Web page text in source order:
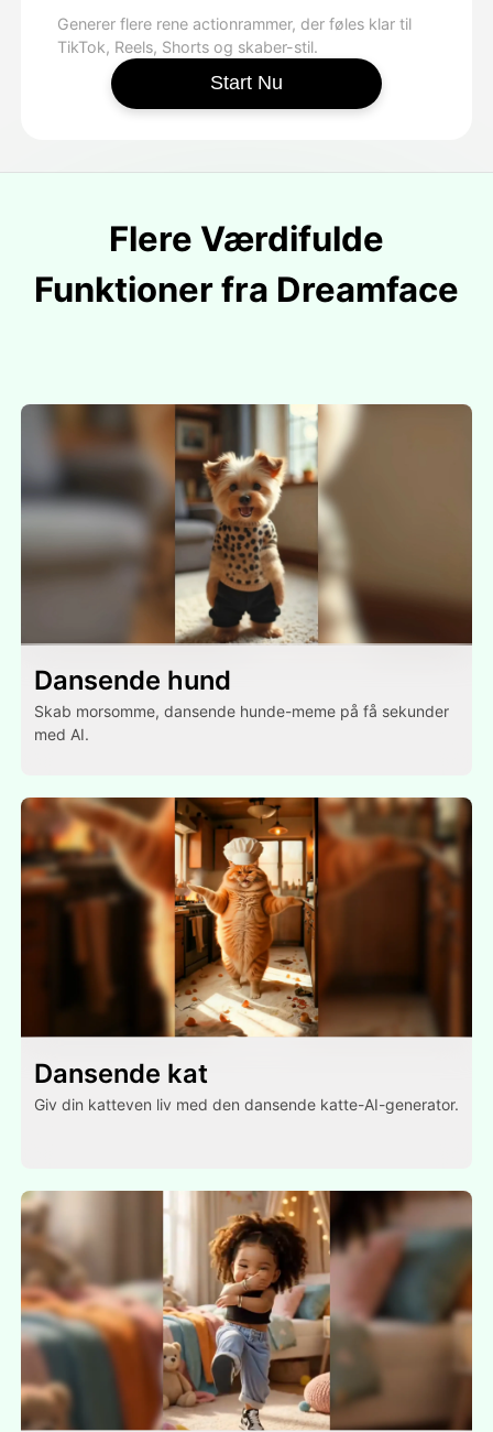
Generer flere rene actionrammer, der føles klar til
TikTok, Reels, Shorts og skaber-stil.
Start Nu
Flere Værdifulde
Funktioner fra Dreamface
Dansende hund
Skab morsomme, dansende hunde-meme på få sekunder
med AI.
Dansende kat
Giv din katteven liv med den dansende katte-AI-generator.